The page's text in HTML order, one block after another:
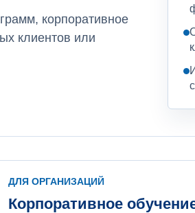
корпоративное
клиентов или
ДЛЯ ОРГАНИЗАЦИЙ
Корпоративное